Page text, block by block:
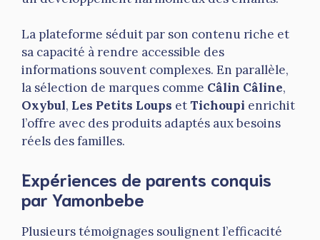
La plateforme séduit par son contenu riche et
sa capacité à rendre accessible des
informations souvent complexes. En parallèle,
la sélection de marques comme Câlin Câline,
Oxybul, Les Petits Loups etTichoupi enrichit
l’offre avec des produits adaptés aux besoins
réels des familles.
Expériences de parents conquis
par Yamonbebe
Plusieurs témoignages soulignent l’efficacité